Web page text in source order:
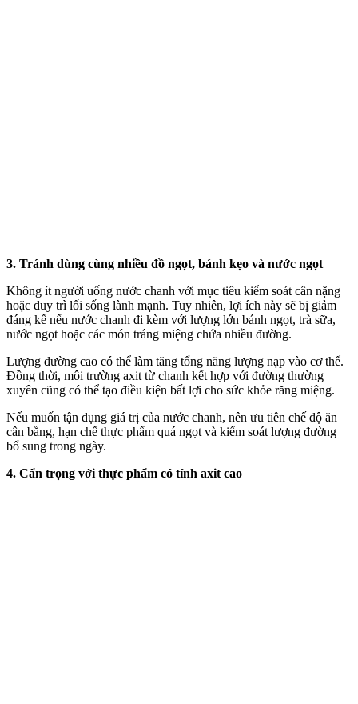
3. Tránh dùng cùng nhiều đồ ngọt, bánh kẹo và nước ngọt
Không ít người uống nước chanh với mục tiêu kiểm soát cân nặng
hoặc duy trì lối sống lành mạnh. Tuy nhiên, lợi ích này sẽ bị giảm
đáng kể nếu nước chanh đi kèm với lượng lớn bánh ngọt, trà sữa,
nước ngọt hoặc các món tráng miệng chứa nhiều đường.
Lượng đường cao có thể làm tăng tổng năng lượng nạp vào c‌ơ th‌ể.
Đồng thời, môi trường axit từ chanh kết hợp với đường thường
xuyên cũng có thể tạo điều kiện bất lợi cho sức khỏe răng miệng.
Nếu muốn tận dụng giá trị của nước chanh, nên ưu tiên chế độ ăn
cân bằng, hạn chế thực phẩm quá ngọt và kiểm soát lượng đường
bổ sung trong ngày.
4. Cẩn trọng với thực phẩm có tính axit cao